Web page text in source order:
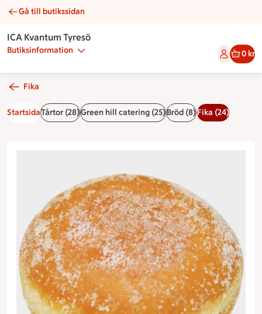
Äppelmunk | Catering ICA Kvantum Tyresö
Gå till butikssidan
ICA Kvantum Tyresö
Butiksinformation 0 kr
Fika
StartsidaTårtor (28)Green hill catering (25)Bröd (8)Fika (24)